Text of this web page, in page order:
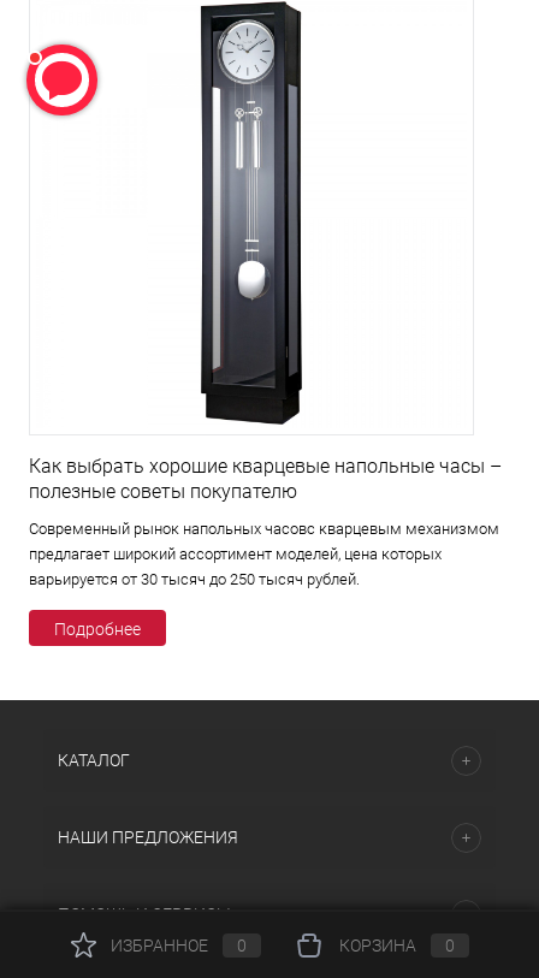
Как выбрать хорошие кварцевые напольные часы –
полезные советы покупателю
Современный рынок напольных часовс кварцевым механизмом
предлагает широкий ассортимент моделей, цена которых
варьируется от 30 тысяч до 250 тысяч рублей.
Подробнее
КАТАЛОГ
НАШИ ПРЕДЛОЖЕНИЯ
ПОМОЩЬ И СЕРВИСЫ
ИЗБРАННОЕ
0 КОРЗИНА 0